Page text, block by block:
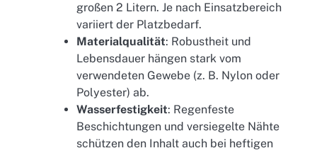
großen 2 Litern. Je nach Einsatzbereich
variiert der Platzbedarf.
Materialqualität: Robustheit und
Lebensdauer hängen stark vom
verwendeten Gewebe (z. B. Nylon oder
Polyester) ab.
Wasserfestigkeit: Regenfeste
Beschichtungen und versiegelte Nähte
schützen den Inhalt auch bei heftigen